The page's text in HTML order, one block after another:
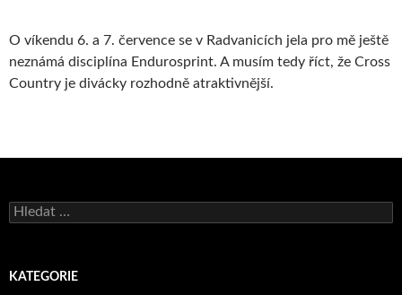
O víkendu 6. a 7. července se v Radvanicích jela pro mě ještě
neznámá disciplína Endurosprint. A musím tedy říct, že Cross
Country je divácky rozhodně atraktivnější.
Vyhledávání
KATEGORIE